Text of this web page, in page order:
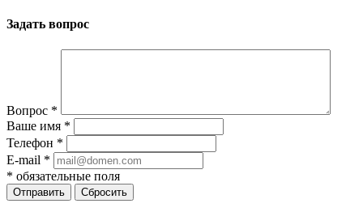
Задать вопрос
Вопрос *
Ваше имя *
Телефон *
E-mail *
* обязательные поля
Сбросить